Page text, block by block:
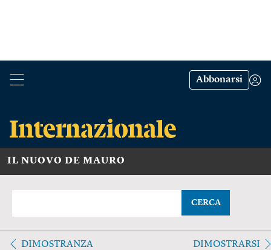
Abbonarsi
IL NUOVO DE MAURO
CERCA
DIMOSTRANZA DIMOSTRARSI